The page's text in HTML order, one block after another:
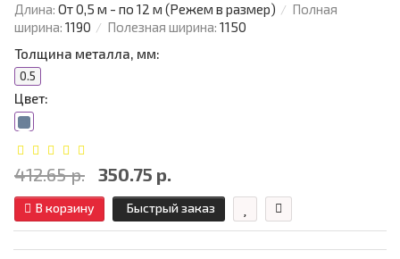
Длина: От 0,5 м - по 12 м (Режем в размер)
Полная
ширина: 1190 Полезная ширина: 1150
Толщина металла, мм:
0.5
Цвет:
412.65 р. 350.75 р.
В корзину Быстрый заказ